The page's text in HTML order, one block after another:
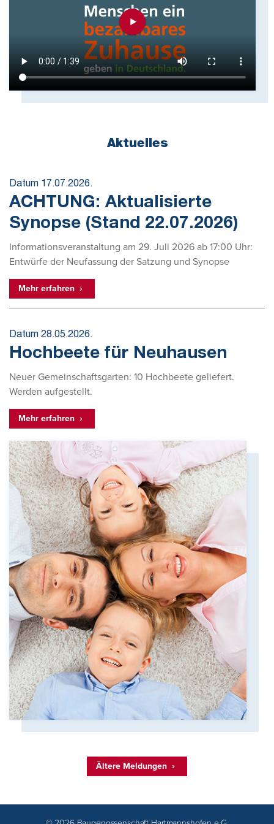
Aktuelles
Ältere Meldungen
Datum 17.07.2026.
ACHTUNG: Aktualisierte
Synopse (Stand 22.07.2026)
Informationsveranstaltung am 29. Juli 2026 ab 17:00 Uhr:
Entwürfe der Neufassung der Satzung und Synopse
Mehr erfahren
Datum 28.05.2026.
Hochbeete für Neuhausen
Neuer Gemeinschaftsgarten: 10 Hochbeete geliefert.
Werden aufgestellt.
Mehr erfahren